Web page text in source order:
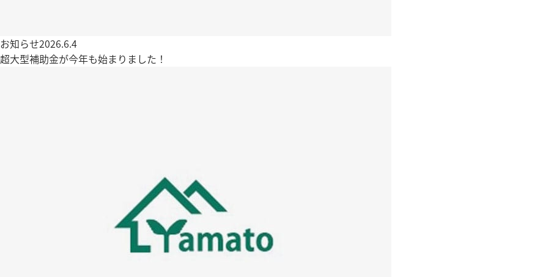
お知らせ2026.6.4
超大型補助金が今年も始まりました！